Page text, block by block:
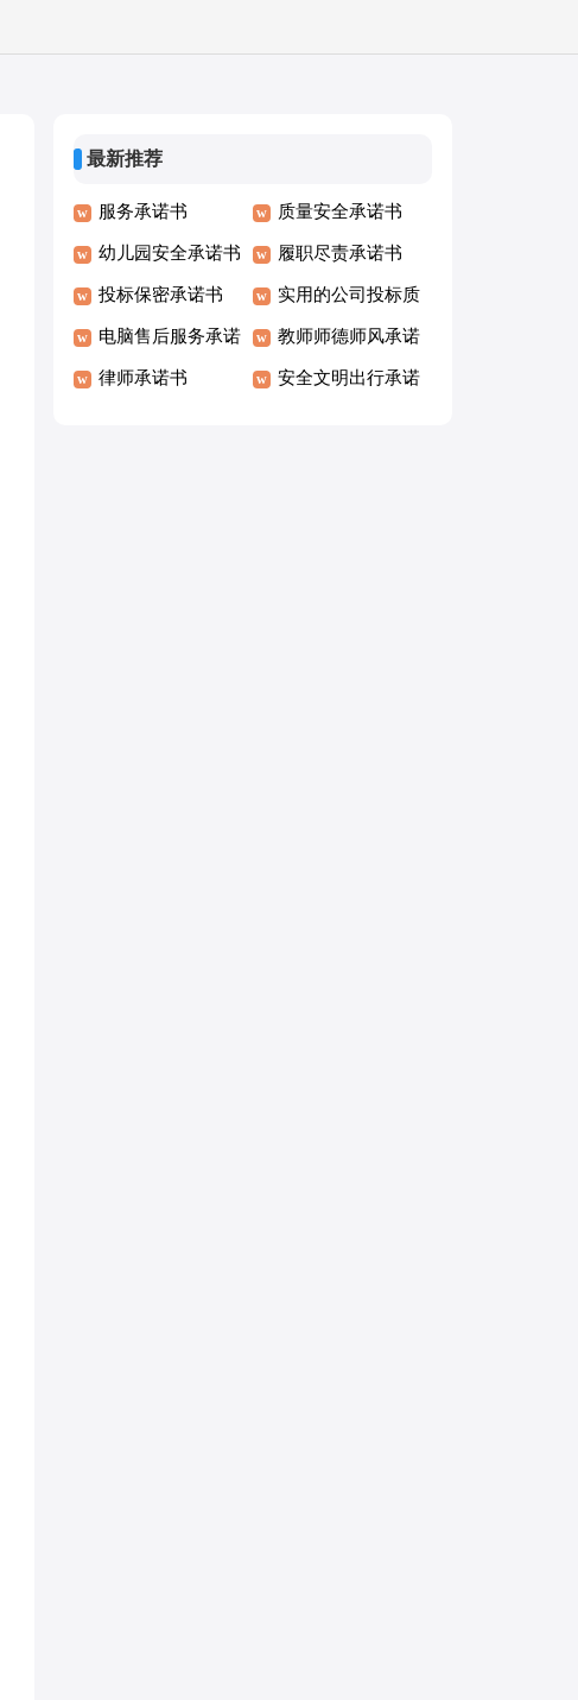
最新推荐
服务承诺书 质量安全承诺书
幼儿园安全承诺书 履职尽责承诺书
投标保密承诺书 实用的公司投标质
量承诺书
电脑售后服务承诺
书
教师师德师风承诺
书
律师承诺书 安全文明出行承诺